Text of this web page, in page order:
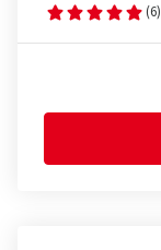
(6)